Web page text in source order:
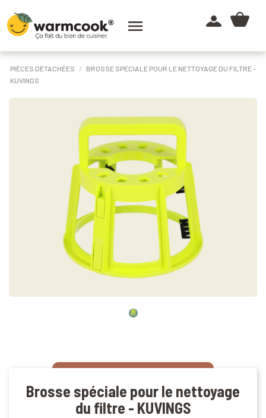

PIÈCES DÉTACHÉES
BROSSE SPÉCIALE POUR LE NETTOYAGE DU FILTRE -
KUVINGS
Brosse spéciale pour le nettoyage
du filtre - KUVINGS